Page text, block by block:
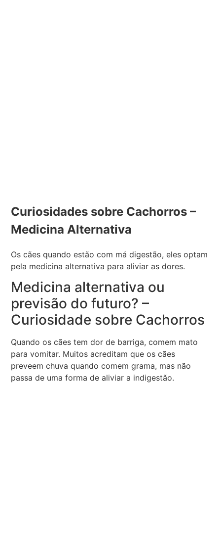
Curiosidades sobre Cachorros –
Medicina Alternativa
Os cães quando estão com má digestão, eles optam
pela medicina alternativa para aliviar as dores.
Medicina alternativa ou
previsão do futuro? –
Curiosidade sobre Cachorros
Quando os cães tem dor de barriga, comem mato
para vomitar. Muitos acreditam que os cães
preveem chuva quando comem grama, mas não
passa de uma forma de aliviar a indigestão.